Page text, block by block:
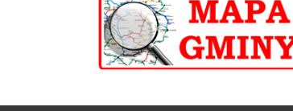
poprzednii